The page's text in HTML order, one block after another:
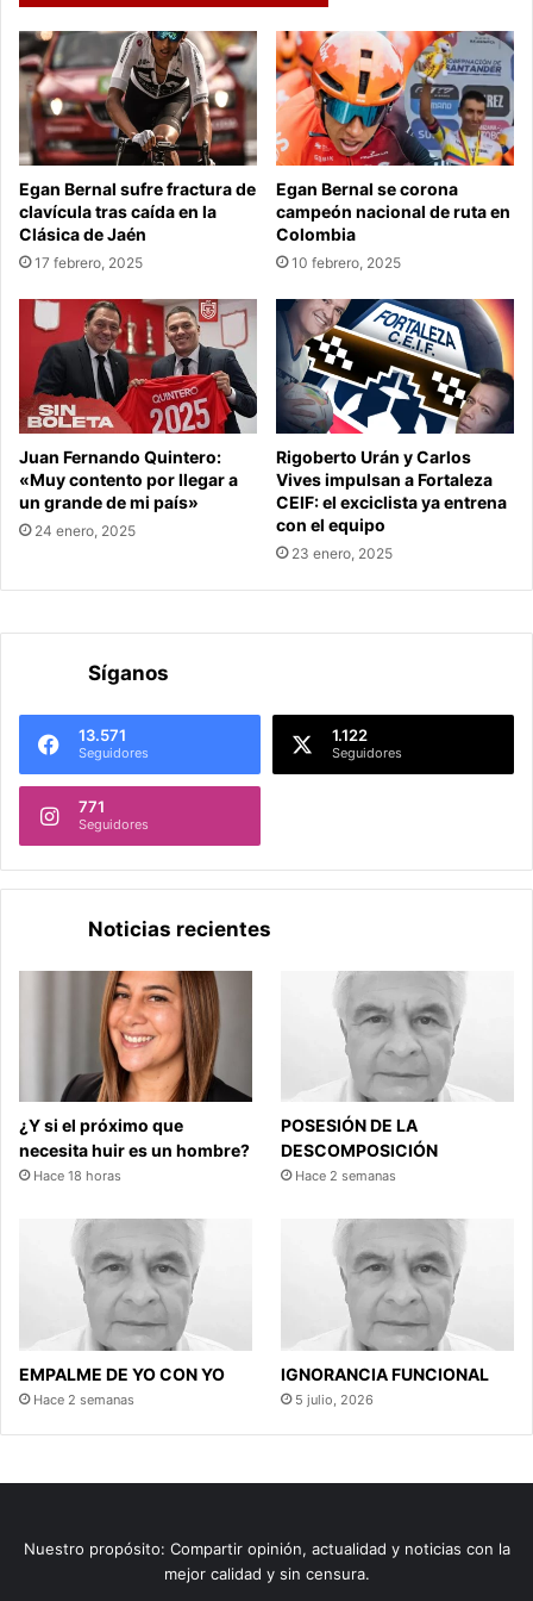
Egan Bernal sufre fractura de
clavícula tras caída en la
Clásica de Jaén
17 febrero, 2025
Egan Bernal se corona
campeón nacional de ruta en
Colombia
10 febrero, 2025
Juan Fernando Quintero:
«Muy contento por llegar a
un grande de mi país»
24 enero, 2025
Rigoberto Urán y Carlos
Vives impulsan a Fortaleza
CEIF: el exciclista ya entrena
con el equipo
23 enero, 2025
Síganos
13.571
Seguidores
1.122
Seguidores
771
Seguidores
Noticias recientes
¿Y si el próximo que
necesita huir es un hombre?
Hace 18 horas
POSESIÓN DE LA
DESCOMPOSICIÓN
Hace 2 semanas
EMPALME DE YO CON YO
Hace 2 semanas
IGNORANCIA FUNCIONAL
5 julio, 2026
Nuestro propósito: Compartir opinión, actualidad y noticias con la
mejor calidad y sin censura.